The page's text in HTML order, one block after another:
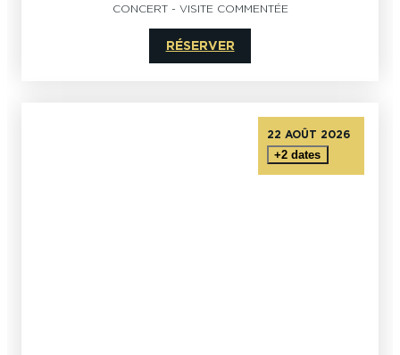
CONCERT- VISITE COMMENTÉE
RÉSERVER
22 AOÛT 2026
+2 dates